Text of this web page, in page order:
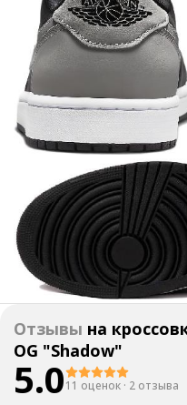
Отзывы на
OG "Shadow"
5.011 оценок · 2 отзыва